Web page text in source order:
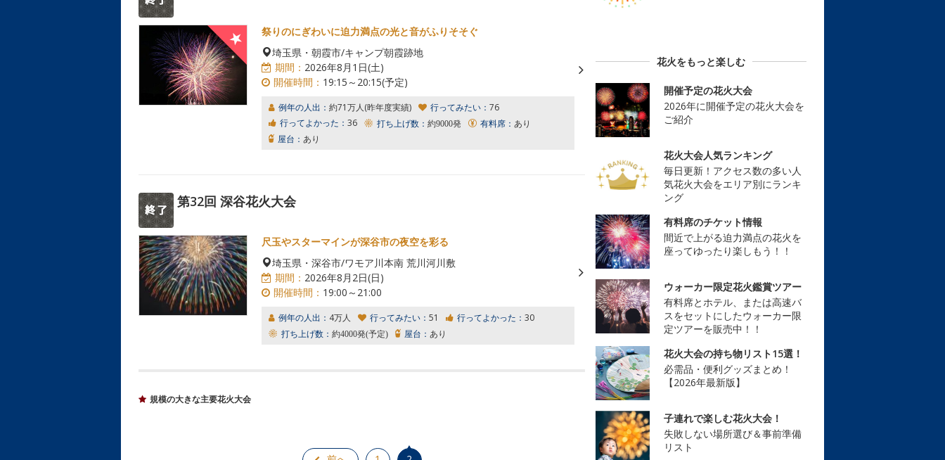
祭りのにぎわいに迫力満点の光と音がふりそそぐ
埼玉県・朝霞市/キャンプ朝霞跡地
期間： 2026年8月1日(土)
開催時間： 19:15～20:15(予定)
例年の人出： 約71万人(昨年度実績) 行ってみたい： 76
行ってよかった： 36 打ち上げ数： 約9000発 有料席： あり
屋台： あり
第32回 深谷花火大会
尺玉やスターマインが深谷市の夜空を彩る
埼玉県・深谷市/ワモア川本南 荒川河川敷
期間： 2026年8月2日(日)
開催時間： 19:00～21:00
例年の人出： 4万人 行ってみたい： 51 行ってよかった： 30
打ち上げ数： 約4000発(予定) 屋台： あり
規模の大きな主要花火大会
花火をもっと楽しむ
開催予定の花火大会
2026年に開催予定の花火大会を
ご紹介
花火大会人気ランキング
毎日更新！アクセス数の多い人
気花火大会をエリア別にランキ
ング
有料席のチケット情報
間近で上がる迫力満点の花火を
座ってゆったり楽しもう！！
ウォーカー限定花火鑑賞ツアー
有料席とホテル、または高速バ
スをセットにしたウォーカー限
定ツアーを販売中！！
花火大会の持ち物リスト15選！
必需品・便利グッズまとめ！
【2026年最新版】
子連れで楽しむ花火大会！
失敗しない場所選び＆事前準備
リスト